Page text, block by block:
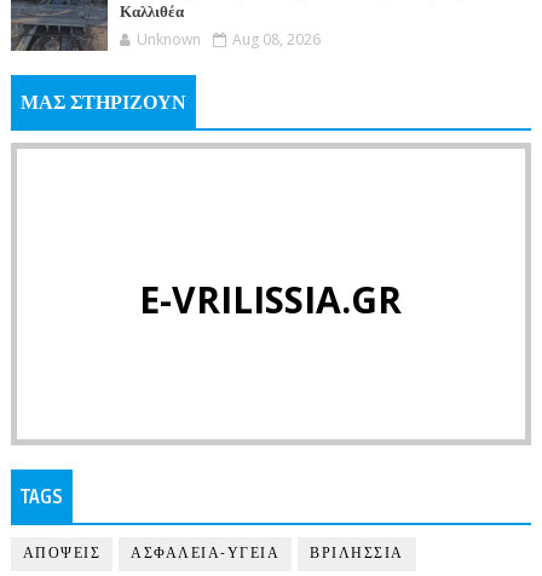
Καλλιθέα
Unknown Aug 08, 2026
ΜΑΣ ΣΤΗΡΙΖΟΥΝ
E-VRILISSIA.GR
TAGS
ΑΠΟΨΕΙΣ ΑΣΦΑΛΕΙΑ-ΥΓΕΙΑ ΒΡΙΛΗΣΣΙΑ